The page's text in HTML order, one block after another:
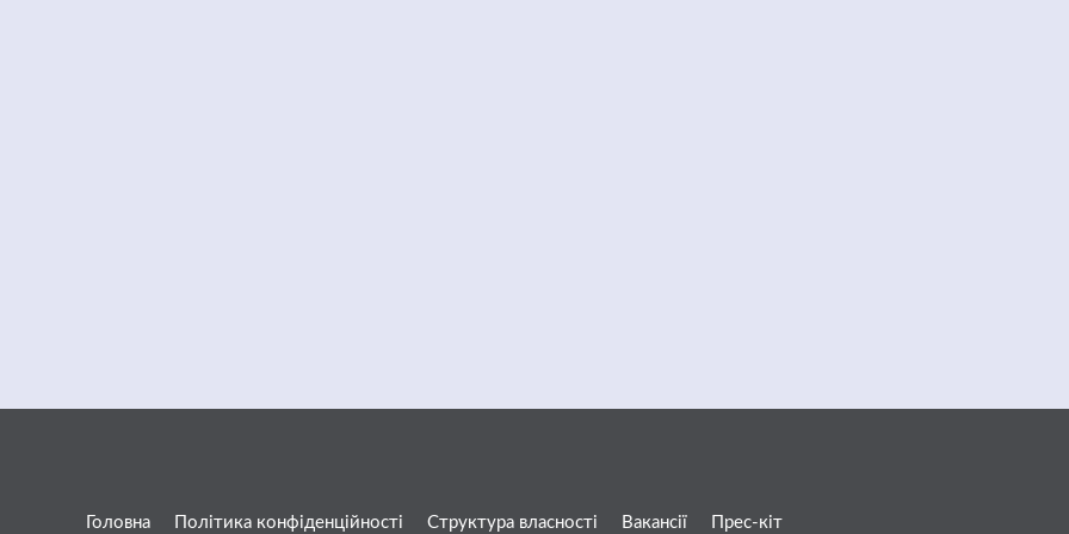
Головна Політика конфіденційності Структура власності Вакансії Прес-кіт